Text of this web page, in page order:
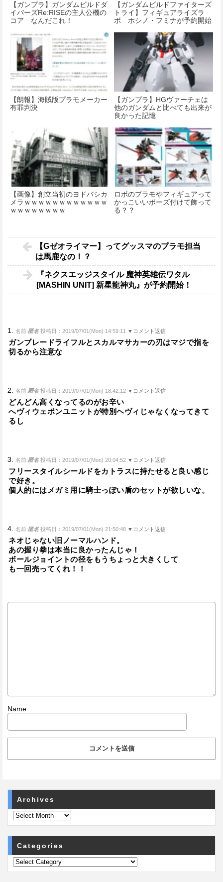
【ガンプラ】ガンダムビルドダ
イバーズRe:RISEの主人公機の
コア なんだこれ！
【ガンダムビルドファイターズ
トライ】フィギュアライズラ
ボ ホシノ・フミナが予約開始
【朗報】海賊版プラモメーカー
有罪判決
【ガンプラ】HGヴァーチェは
他のガンダムと比べても出来が
良かった記憶
【画像】創立当初のヨドバシカ
メラｗｗｗｗｗｗｗｗｗｗｗｗ
ｗｗｗｗｗｗｗｗ
ロボのプラモやフィギュアって
かっこいいポーズ付けて飾って
る？？
【Gゼオライマー】ってグッスマのプラモ担当
は馬鹿なの！？
『ネクスエッジスタイル 魔神英雄伝ワタル
[MASHIN UNIT] 新星龍神丸』が予約開始！
1. 名前:匿名 投稿日：2019/07/01(Mon) 14:59:11 ▼コメント返信
ガンブレードライフルとスカルマサカーの刃はマジで指を
切るから注意な
2. 名前:匿名 投稿日：2019/07/01(Mon) 18:42:12 ▼コメント返信
どんどん高くなってるのがお辛い
へヴィウェポンユニットが特別ヘヴィじゃなくなってきて
るし
3. 名前:匿名 投稿日：2019/07/01(Mon) 20:04:52 ▼コメント返信
フリースタイルシールドをカトラスに持たせると良い感じ
で好き。
個人的にはメガミ用に騎士っぽい盾のセットが欲しいな。
4. 名前:匿名 投稿日：2019/07/01(Mon) 21:50:48 ▼コメント返信
ネオじゃない旧ノーマルハンド。
あの握り拳は本当に良かったんじゃ！
ボールジョイントの径をもうちょっと大きくして
も一回売ってくれ！！
Name
Archives
Categories